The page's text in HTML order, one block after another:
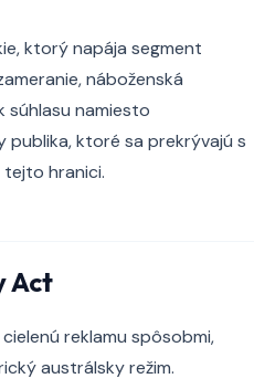
ktorý napája segment
náboženská
súhlasu namiesto
publika, ktoré sa prekrývajú s
hranici.
Act
reklamu spôsobmi,
austrálsky režim.